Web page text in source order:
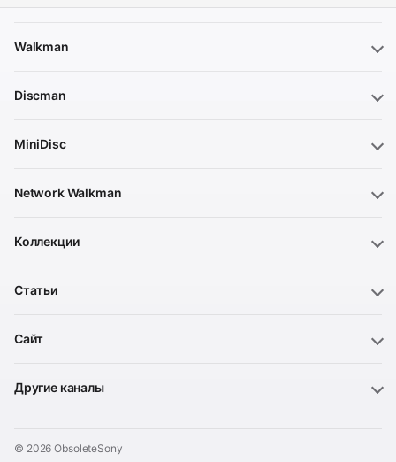
Walkman
Discman
MiniDisc
Network Walkman
Коллекции
Статьи
Сайт
Другие каналы
© 2026 ObsoleteSony